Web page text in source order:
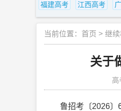
福建高考
江西高考
当前位置： 首页 > 继
关于
高
鲁招考〔2026〕